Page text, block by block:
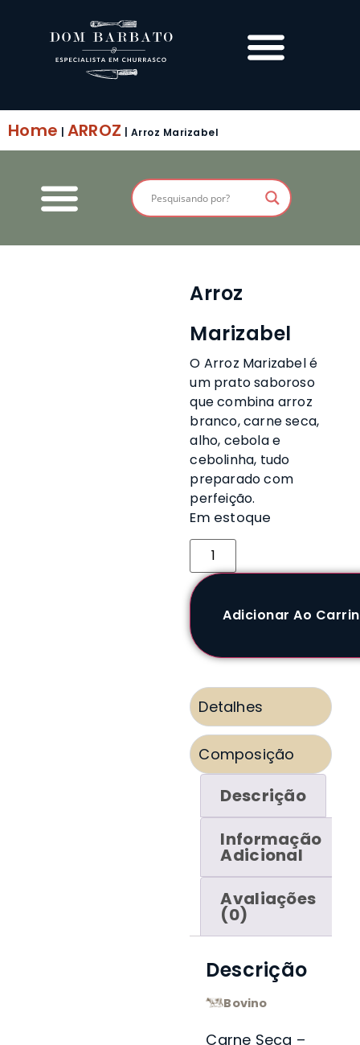
Home ARROZ Arroz Marizabel
Arroz
Marizabel
O Arroz Marizabel é
um prato saboroso
que combina arroz
branco, carne seca,
alho, cebola e
cebolinha, tudo
preparado com
perfeição.
Em estoque
Adicionar Ao
Detalhes
Composição
Descrição
Informação
Adicional
Avaliações
(0)
Descrição
Bovino
Carne Seca –